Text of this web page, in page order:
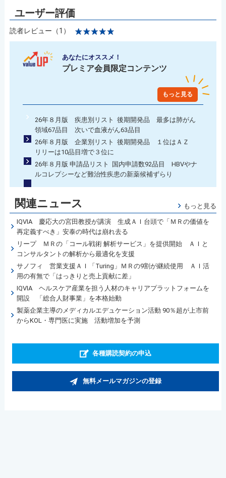
読者レビュー（1）
あなたにオススメ！
プレミア会員限定コンテンツ
もっと見る
26年８月版 疾患別リスト 後期開発品 最多は肺がん
領域67品目 次いで血液がん63品目
26年８月版 企業別リスト 後期開発品 １位はＡＺ
リリーは10品目増で３位に
26年８月版 申請品リスト 国内申請数92品目 HBVやナ
ルコレプシーなど難治性疾患の新薬候補ずらり
関連ニュース もっと見る
IQVIA 慶応大の宮田教授が講演 生成ＡＩ台頭で「ＭＲの価値を
再定義すべき」安泰の時代は崩れ去る
リープ ＭＲの「コール戦術 解析サービス」を提供開始 ＡＩと
コンサルタントの解析から最適化を支援
サノフィ 営業支援ＡＩ「Turing」ＭＲの9割が継続使用 ＡＩ活
用の有無で「はっきりと売上貢献に差」
IQVIA ヘルスケア産業を担う人材のキャリアプラットフォームを
開設 「総合人財事業」を本格始動
製薬企業主導のメディカルエデュケーション活動 90％超が上市前
からKOL・専門医に実施 活動増加を予測
各種購読契約の申込
無料メールマガジンの登録